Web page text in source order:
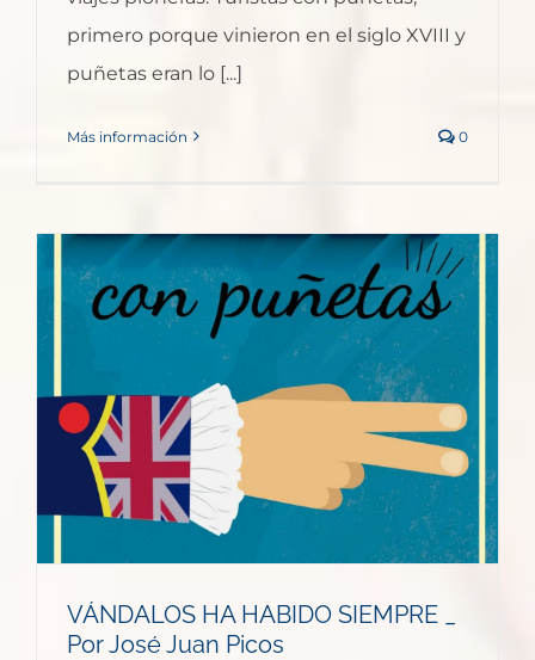
primero porque vinieron en el siglo XVIII y
puñetas eran lo [...]
Más información 0
VÁNDALOS HA HABIDO SIEMPRE _
Por José Juan Picos